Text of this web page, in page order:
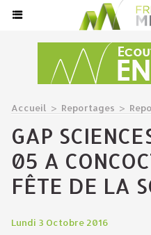
Accueil > Reportages >
GAP
05 A
FÊTE DE LA
Lundi 3 Octobre 2016